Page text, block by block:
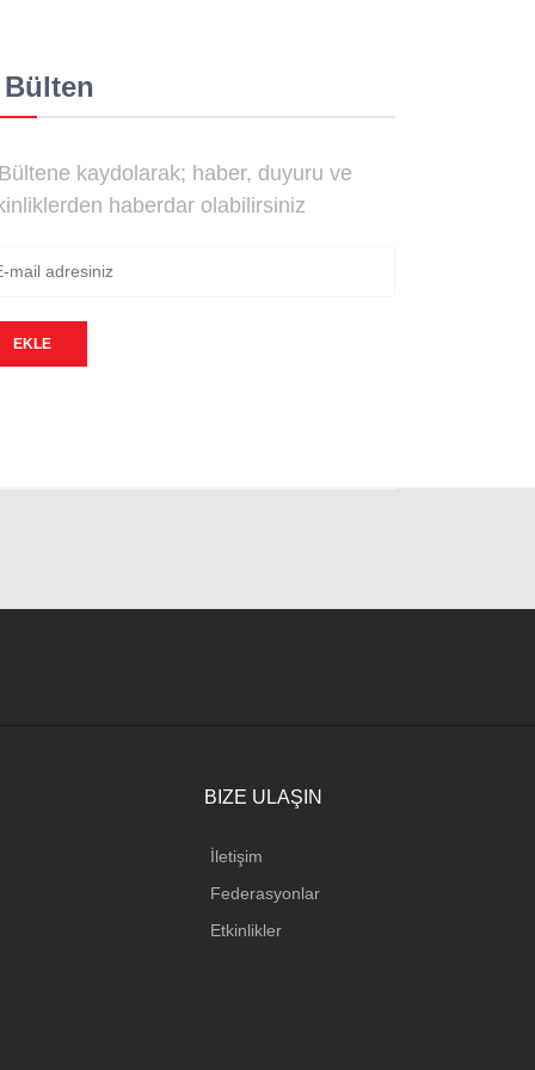
Bülten
kaydolarak; haber, duyuru ve
haberdar olabilirsiniz
EKLE
BIZE ULAŞIN
İletişim
Federasyonlar
Etkinlikler